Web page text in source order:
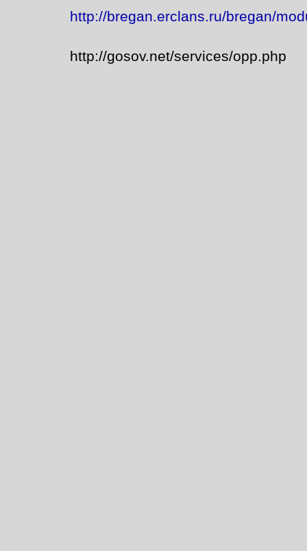
http://bregan.erclans.ru/bregan/
http://gosov.net/services/opp.php